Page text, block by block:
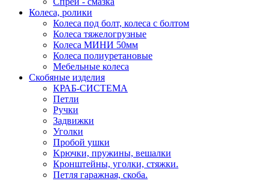
Колеса, ролики
Колеса под болт, колеса с болтом
Колеса тяжелогрузные
Колеса МИНИ 50мм
Колеса полиуретановые
Мебельные колеса
Скобяные изделия
КРАБ-СИСТЕМА
Петли
Ручки
Задвижки
Уголки
Пробой ушки
Kрючки, пружины, вешалки
Кронштейны, уголки, стяжки.
Петля гаражная, скоба.